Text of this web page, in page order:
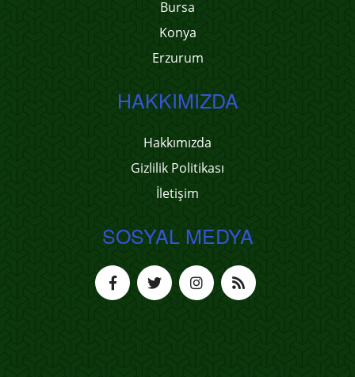
Bursa
Konya
Erzurum
HAKKIMIZDA
Hakkımızda
Gizlilik Politikası
İletişim
SOSYAL MEDYA